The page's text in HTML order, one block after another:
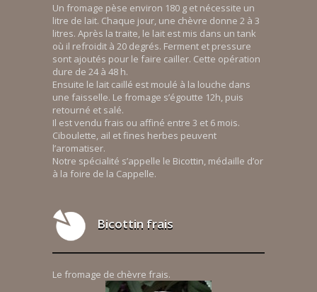
Un fromage pèse environ 180 g et nécessite un
litre de lait. Chaque jour, une chèvre donne 2 à 3
litres. Après la traite, le lait est mis dans un tank
où il refroidit à 20 degrés. Ferment et pressure
sont ajoutés pour le faire cailler. Cette opération
dure de 24 à 48 h.
Ensuite le lait caillé est moulé à la louche dans
une faisselle. Le fromage s’égoutte 12h, puis
retourné et salé.
Il est vendu frais ou affiné entre 3 et 6 mois.
Ciboulette, ail et fines herbes peuvent
l’aromatiser.
Notre spécialité s’appelle le Bicottin, médaille d’or
à la foire de la Cappelle.
Bicottin frais
Le fromage de chèvre frais.